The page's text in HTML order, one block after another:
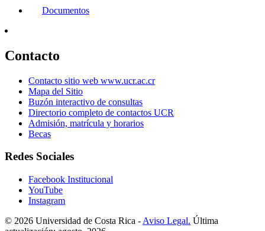
Documentos
Contacto
Contacto sitio web www.ucr.ac.cr
Mapa del Sitio
Buzón interactivo de consultas
Directorio completo de contactos UCR
Admisión, matrícula y horarios
Becas
Redes Sociales
Facebook Institucional
YouTube
Instagram
© 2026 Universidad de Costa Rica - Aviso Legal. Última